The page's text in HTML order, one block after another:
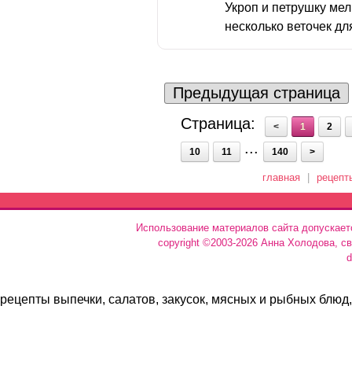
Укроп и петрушку
несколько веточек
Предыдущая страница
Страница:
< 1 2
10 11 ... 140 >
главная
Использование материалов сайта
copyright ©2003-2026 Анна Холодова,
рецепты выпечки, салатов, закусок, мясных и рыбных